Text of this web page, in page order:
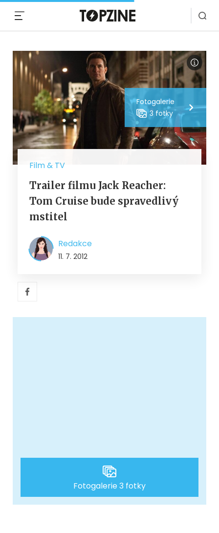
Fotogalerie
3 fotky
Film & TV
Trailer filmu Jack Reacher:
Tom Cruise bude spravedlivý
mstitel
Redakce
11. 7. 2012
Fotogalerie 3 fotky